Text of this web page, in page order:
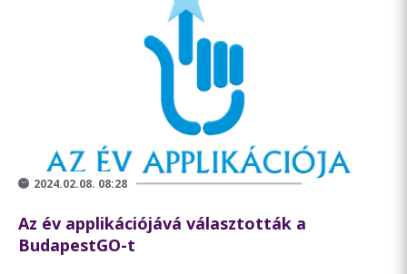
2024.02.08. 08:28
Az év applikációjává választották a
BudapestGO-t